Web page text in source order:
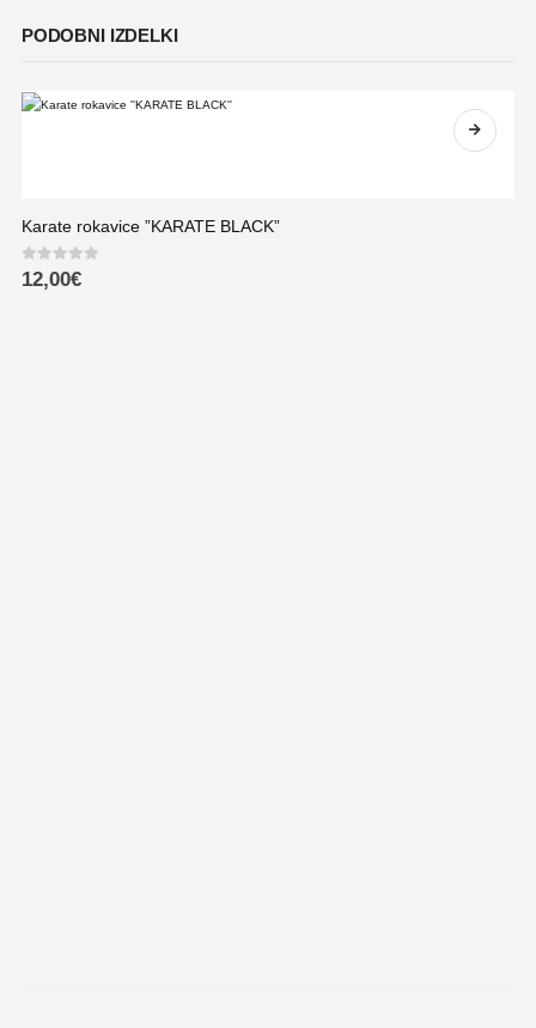
PODOBNI IZDELKI
Karate rokavice ”KARATE BLACK”
0out of 5
12,00€